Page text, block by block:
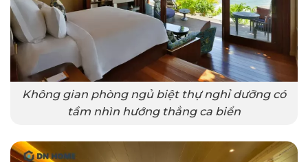
Không gian phòng ngủ biệt thự nghỉ dưỡng có
tầm nhìn hướng thẳng ca biển